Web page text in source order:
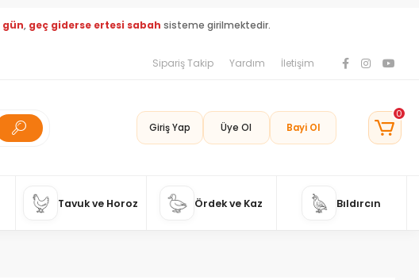
gün, geç giderse ertesi sabah sisteme girilmektedir.
Sipariş Takip Yardım İletişim
Giriş Yap Üye Ol Bayi Ol
0
Tavuk ve Horoz Ördek ve Kaz Bıldırcın